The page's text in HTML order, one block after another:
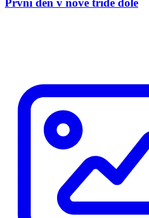
První den v nové třídě dole